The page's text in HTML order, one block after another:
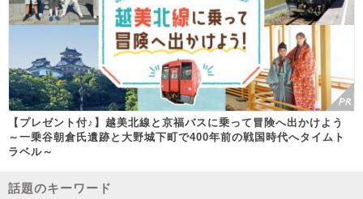
【プレゼント付♪】越美北線と京福バスに乗って冒険へ出かけよう
～一乗谷朝倉氏遺跡と大野城下町で400年前の戦国時代へタイムト
ラベル～
話題のキーワード